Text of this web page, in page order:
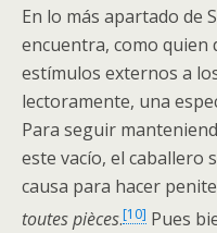
En lo más apartado de
encuentra, como quien
estímulos externos a
lectoramente, una
Para seguir
este vacío, el caballero
causa para hacer
toutes pièces.[10] Pues